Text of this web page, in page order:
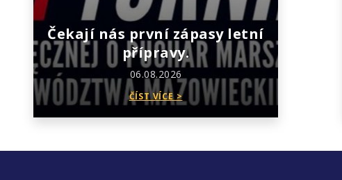
Čekají nás první zápasy letní
přípravy.
06.08.2026
ČÍST VÍCE >